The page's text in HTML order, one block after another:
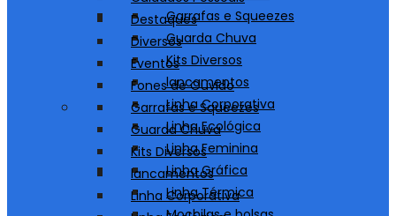
Garrafas e Squeezes
Guarda Chuva
Kits Diversos
lancamentos
Linha Corporativa
Linha Ecológica
Linha Feminina
Linha Gráfica
Linha Térmica
Destaques
Diversos
Eventos
Fones de Ouvido
Garrafas e Squeezes
Guarda Chuva
Kits Diversos
lancamentos
Linha Corporativa